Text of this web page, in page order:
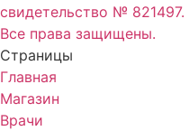
свидетельство № 821497.
Все права защищены.
Страницы
Главная
Магазин
Врачи